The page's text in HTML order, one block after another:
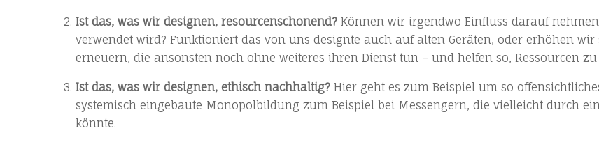
Ist das, was wir designen, resourcenschonend? Können wir irgendwo Einfluss darauf
verwendet wird? Funktioniert das von uns designte auch auf alten Geräten, oder erhöhen
erneuern, die ansonsten noch ohne weiteres ihren Dienst tun – und helfen so, Ressourcen zu
Ist das, was wir designen, ethisch nachhaltig? Hier geht es zum Beispiel um so
systemisch eingebaute Monopolbildung zum Beispiel bei Messengern, die vielleicht durch
könnte.